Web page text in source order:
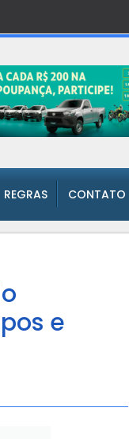
REGRAS CONTATO
e